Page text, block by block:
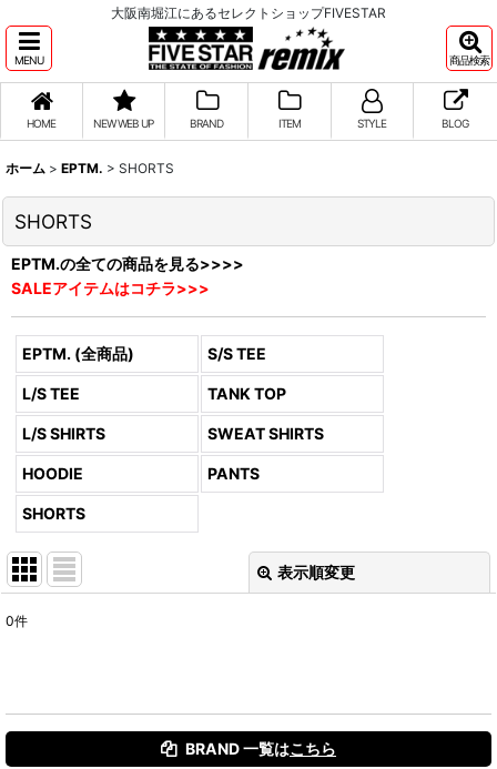
大阪南堀江にあるセレクトショップFIVESTAR
MENU 商品検索
HOME NEW WEB UP BRAND ITEM STYLE BLOG
ホーム > EPTM. > SHORTS
SHORTS
EPTM.の全ての商品を見る>>>>
SALEアイテムはコチラ>>>
EPTM. (全商品) S/S TEE
L/S TEE TANK TOP
L/S SHIRTS SWEAT SHIRTS
HOODIE PANTS
SHORTS
表示順変更
絞り込む
0件
BRAND 一覧はこちら